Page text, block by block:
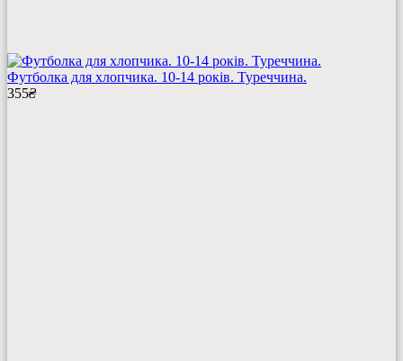
Футболка для хлопчика. 10-14 років. Туреччина.
355₴